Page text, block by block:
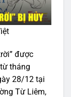
được
tháng
28/12 tại
Từ Liêm,